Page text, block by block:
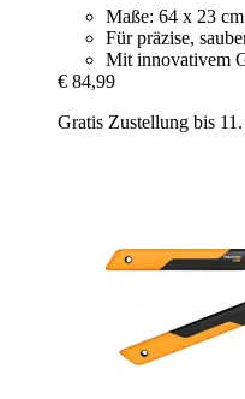
Maße: 64 x 23 cm
Für präzise,
Mit innovativem
€ 84,99
Gratis Zustellung bis